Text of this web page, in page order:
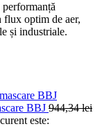
flux optim de aer,
și industriale.
BBJ 944,34lei
este: